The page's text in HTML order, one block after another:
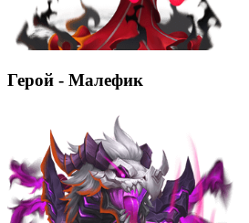
Герой - Малефик